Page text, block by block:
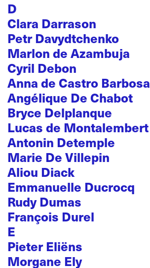
D
Clara Darrason
Petr Davydtchenko
Marlon de Azambuja
Cyril Debon
Anna de Castro Barbosa
Angélique De Chabot
Bryce Delplanque
Lucas de Montalembert
Antonin Detemple
Marie De Villepin
Aliou Diack
Emmanuelle Ducrocq
Rudy Dumas
François Durel
E
Pieter Eliëns
Morgane Ely